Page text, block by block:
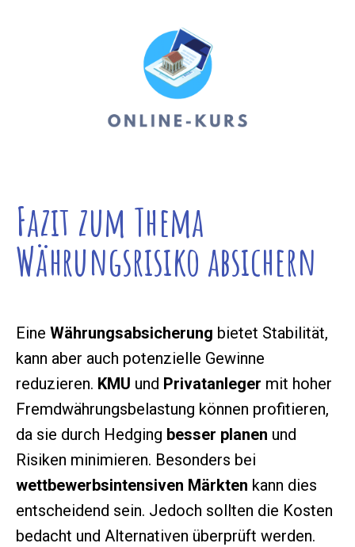
Fazit zum Thema
Währungsrisiko absichern
Eine Währungsabsicherung bietet Stabilität,
kann aber auch potenzielle Gewinne
reduzieren. KMU und Privatanleger mit hoher
Fremdwährungsbelastung können profitieren,
da sie durch Hedging besser planen und
Risiken minimieren. Besonders bei
wettbewerbsintensiven Märkten kann dies
entscheidend sein. Jedoch sollten die Kosten
bedacht und Alternativen überprüft werden.